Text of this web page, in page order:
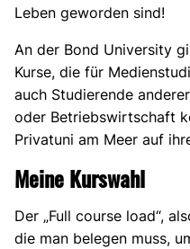
Leben geworden sind!
An der Bond University
Kurse, die für
auch Studierende
oder Betriebswirtschaft
Privatuni am Meer auf
Meine Kurswahl
Der „Full course load“,
die man belegen muss,